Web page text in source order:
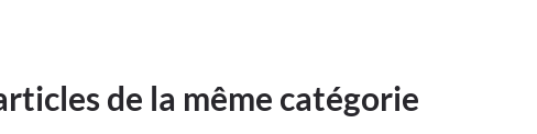
de la même catégorie